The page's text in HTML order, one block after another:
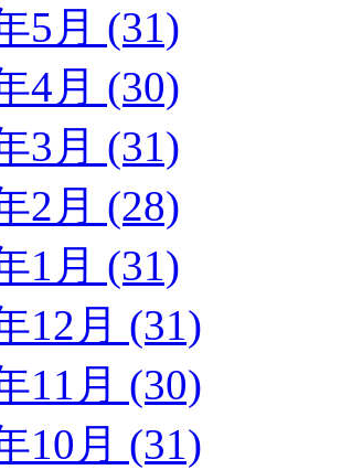
5月 (31)
4月 (30)
3月 (31)
2月 (28)
1月 (31)
12月 (31)
11月 (30)
10月 (31)